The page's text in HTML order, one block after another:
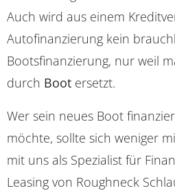
Auch wird aus einem
Autofinanzierung kein
Bootsfinanzierung, nur weil
durch Boot ersetzt.
Wer sein neues Boot
möchte, sollte sich weniger
mit uns als Spezialist für
Leasing von Roughneck